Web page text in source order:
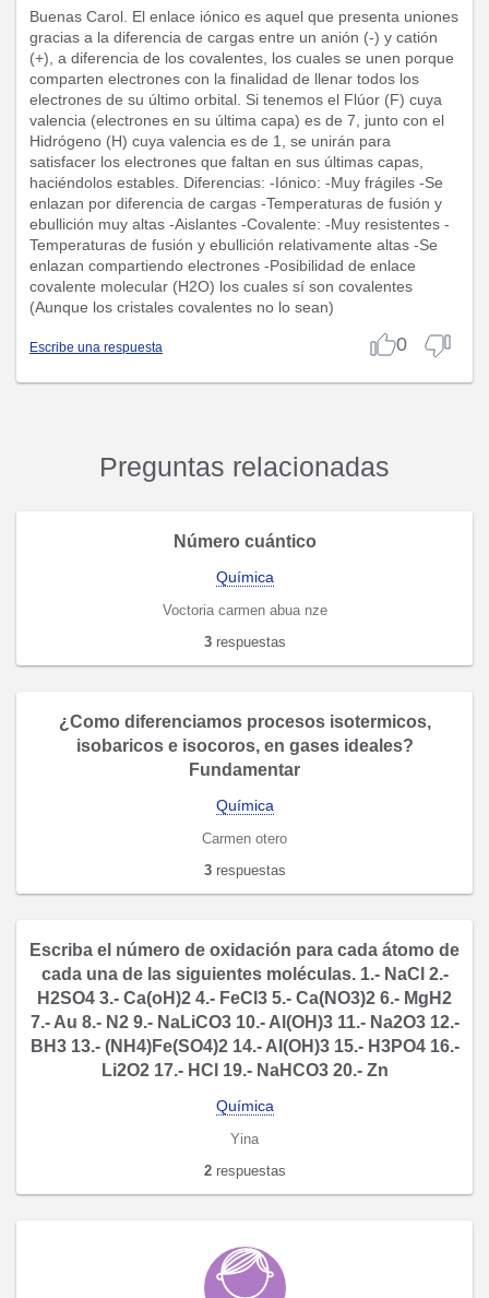
Buenas Carol. El enlace iónico es aquel que presenta uniones
gracias a la diferencia de cargas entre un anión (-) y catión
(+), a diferencia de los covalentes, los cuales se unen porque
comparten electrones con la finalidad de llenar todos los
electrones de su último orbital. Si tenemos el Flúor (F) cuya
valencia (electrones en su última capa) es de 7, junto con el
Hidrógeno (H) cuya valencia es de 1, se unirán para
satisfacer los electrones que faltan en sus últimas capas,
haciéndolos estables. Diferencias: -Iónico: -Muy frágiles -Se
enlazan por diferencia de cargas -Temperaturas de fusión y
ebullición muy altas -Aislantes -Covalente: -Muy resistentes -
Temperaturas de fusión y ebullición relativamente altas -Se
enlazan compartiendo electrones -Posibilidad de enlace
covalente molecular (H2O) los cuales sí son covalentes
(Aunque los cristales covalentes no lo sean)
Escribe una respuesta 0
Preguntas relacionadas
Número cuántico
Química
Voctoria carmen abua nze
3respuestas
¿Como diferenciamos procesos isotermicos,
isobaricos e isocoros, en gases ideales?
Fundamentar
Química
Carmen otero
3respuestas
Escriba el número de oxidación para cada átomo de
cada una de las siguientes moléculas. 1.- NaCl 2.-
H2SO4 3.- Ca(oH)2 4.- FeCl3 5.- Ca(NO3)2 6.- MgH2
7.- Au 8.- N2 9.- NaLiCO3 10.- Al(OH)3 11.- Na2O3 12.-
BH3 13.- (NH4)Fe(SO4)2 14.- Al(OH)3 15.- H3PO4 16.-
Li2O2 17.- HCl 19.- NaHCO3 20.- Zn
Química
Yina
2respuestas